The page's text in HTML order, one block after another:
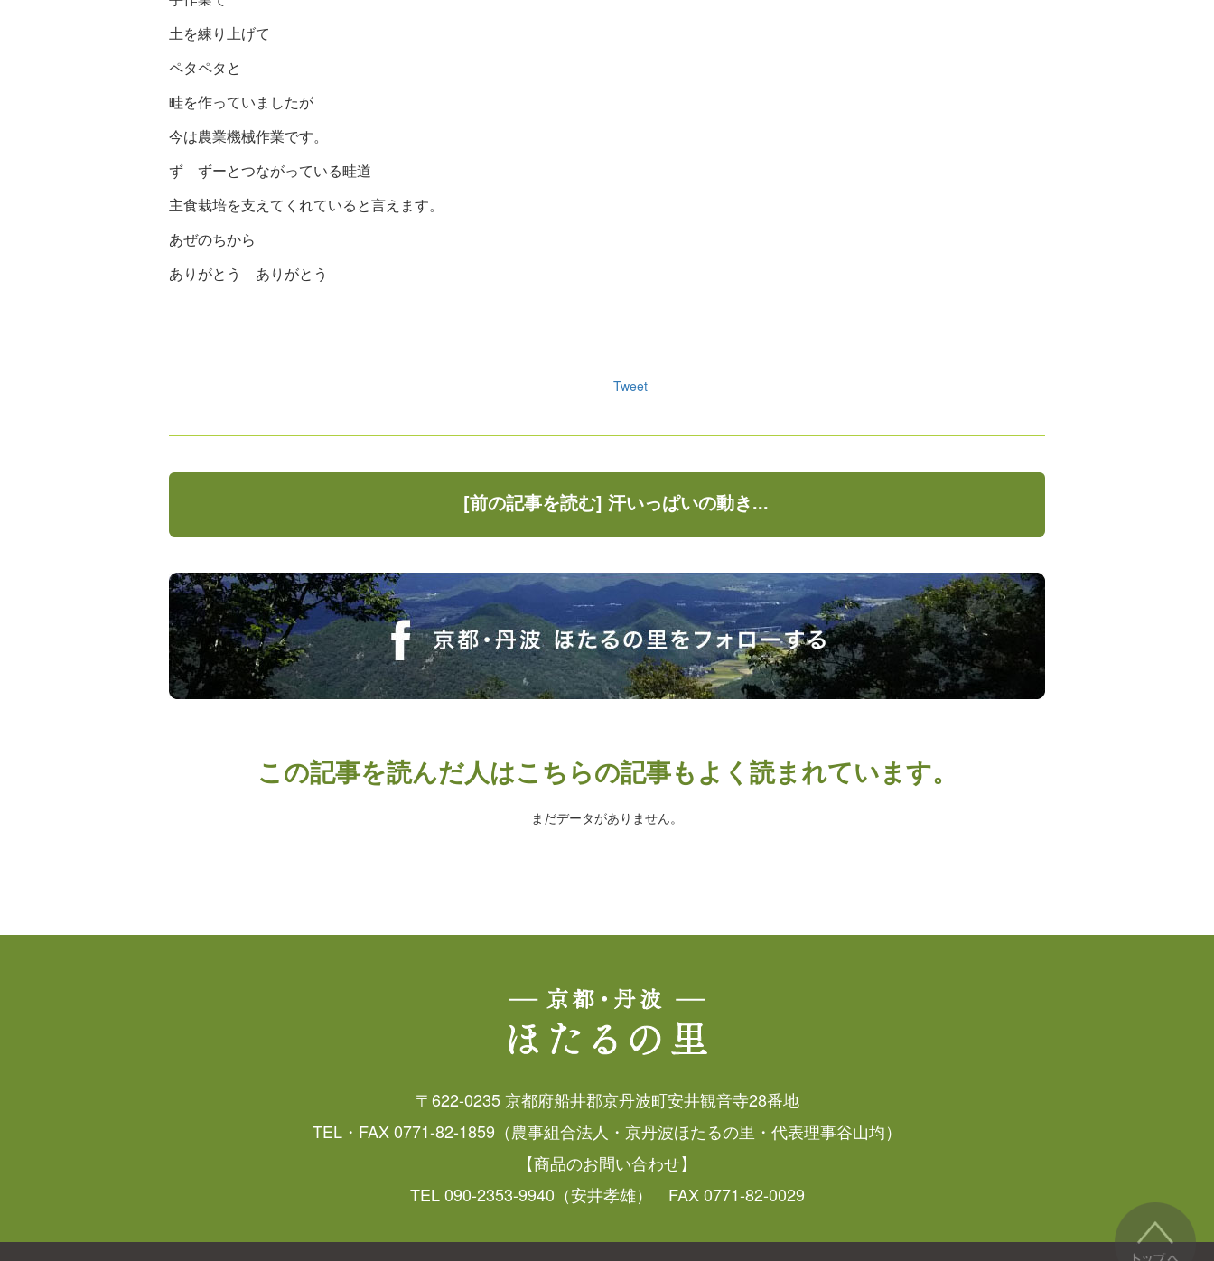
土を練り上げて
ペタペタと
畦を作っていましたが
今は農業機械作業です。
ず ずーとつながっている畦道
主食栽培を支えてくれていると言えます。
あぜのちから
ありがとう ありがとう
Tweet
[前の記事を読む] 汗いっぱいの動き...
この記事を読んだ人はこちらの記事もよく読まれています。
まだデータがありません。
〒622-0235 京都府船井郡京丹波町安井観音寺28番地
TEL・FAX 0771-82-1859（農事組合法人・京丹波ほたるの里・代表理事谷山均）
【商品のお問い合わせ】
TEL 090-2353-9940（安井孝雄） FAX 0771-82-0029